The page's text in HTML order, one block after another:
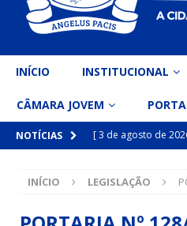
INÍCIO INSTITUCIONAL
CÂMARA JOVEM
NOTÍCIAS [ 3 de agosto de
inclusiva
[ 15 de julho de
INÍCIO LEGISLAÇÃO